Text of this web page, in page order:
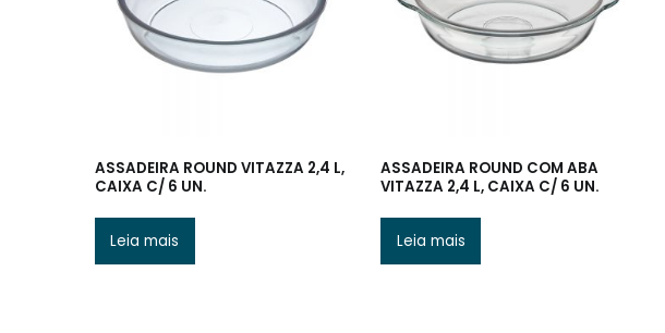
ASSADEIRA ROUND VITAZZA 2,4 L,
CAIXA C/ 6 UN.
Leia mais
ASSADEIRA ROUND COM ABA
VITAZZA 2,4 L, CAIXA C/ 6 UN.
Leia mais